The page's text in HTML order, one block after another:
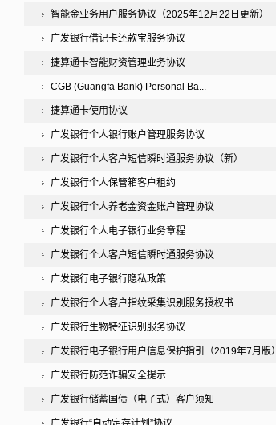
智能金业务用户服务协议（2025年12月22日更新）
广发银行借记卡还款宝服务协议
捷算通卡智能财资管理业务协议
CGB (Guangfa Bank) Personal Ba...
捷算通卡使用协议
广发银行个人银行账户管理服务协议
广发银行个人客户短信瞬时通服务协议（新）
广发银行个人保管箱客户租约
广发银行个人养老金资金账户管理协议
广发银行个人电子银行业务章程
广发银行个人客户短信瞬时通服务协议
广发银行电子银行隐私政策
广发银行个人客户指纹采集识别服务授权书
广发银行生物特征识别服务协议
广发银行电子银行用户信息保护指引（2019年7月版）
广发银行防范诈骗安全提示
广发银行储蓄国债（电子式）客户须知